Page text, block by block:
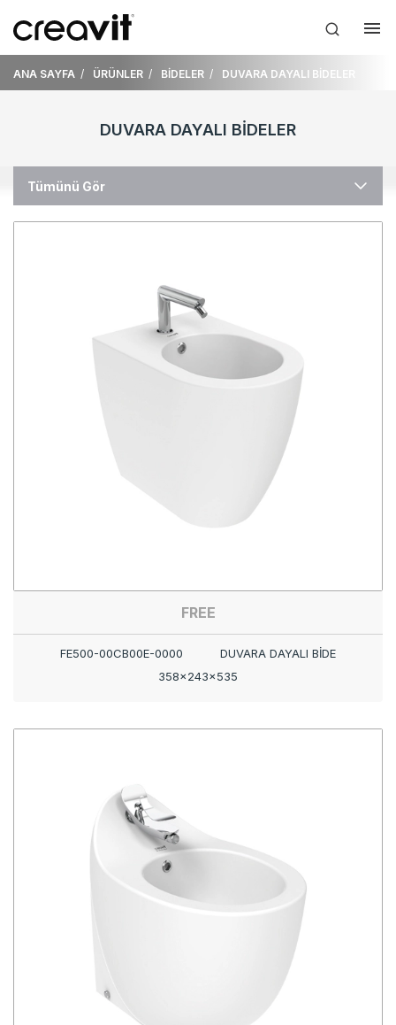
ANA SAYFA ÜRÜNLER BİDELER DUVARA DAYALI BİDELER
DUVARA DAYALI BIDELER
FREE
FE500-00CB00E-0000
DUVARA DAYALI BİDE
358x243x535